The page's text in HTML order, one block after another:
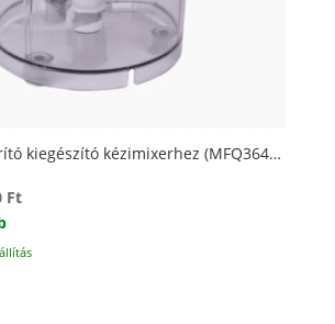
kiegészító kézimixerhez (MFQ364…
Ft.
FtCurrent
is: